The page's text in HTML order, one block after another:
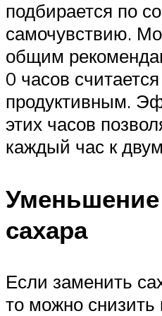
подбирается по
самочувствию.
общим
0 часов
продуктивным.
этих часов
каждый час к
Уменьшение
сахара
Если заменить
то можно снизить